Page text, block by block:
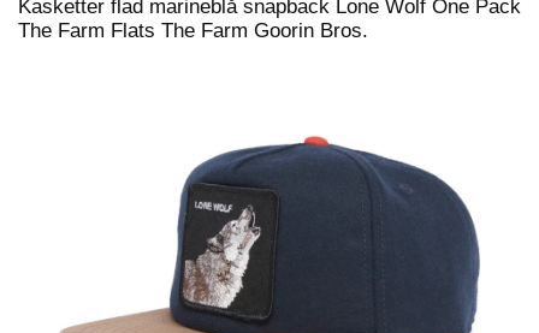
Kasketter flad marineblå snapback Lone Wolf One Pack
The Farm Flats The Farm Goorin Bros.